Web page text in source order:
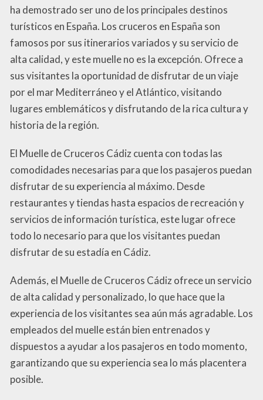
ha demostrado ser uno de los principales destinos
turísticos en España. Los cruceros en España son
famosos por sus itinerarios variados y su servicio de
alta calidad, y este muelle no es la excepción. Ofrece a
sus visitantes la oportunidad de disfrutar de un viaje
por el mar Mediterráneo y el Atlántico, visitando
lugares emblemáticos y disfrutando de la rica cultura y
historia de la región.
El Muelle de Cruceros Cádiz cuenta con todas las
comodidades necesarias para que los pasajeros puedan
disfrutar de su experiencia al máximo. Desde
restaurantes y tiendas hasta espacios de recreación y
servicios de información turística, este lugar ofrece
todo lo necesario para que los visitantes puedan
disfrutar de su estadía en Cádiz.
Además, el Muelle de Cruceros Cádiz ofrece un servicio
de alta calidad y personalizado, lo que hace que la
experiencia de los visitantes sea aún más agradable. Los
empleados del muelle están bien entrenados y
dispuestos a ayudar a los pasajeros en todo momento,
garantizando que su experiencia sea lo más placentera
posible.